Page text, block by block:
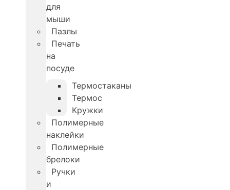
для
мыши
Пазлы
Печать
на
посуде
Термостаканы
Термос
Кружки
Полимерные
наклейки
Полимерные
брелоки
Ручки
и